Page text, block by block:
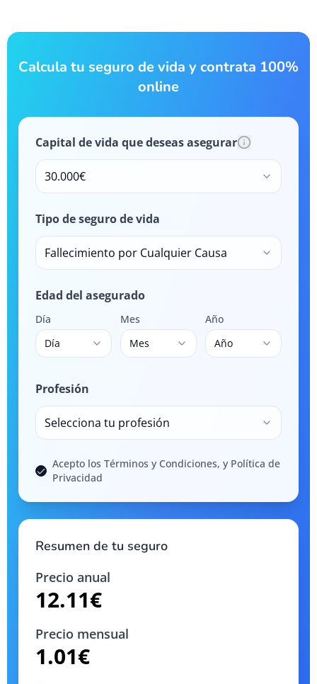
Calcula tu seguro de vida y contrata 100%
online
Capital de vida que deseas asegurar
30.000€
Tipo de seguro de vida
Fallecimiento por Cualquier Causa
Edad del asegurado
Día
Día
Mes
Mes
Año
Año
Profesión
Selecciona tu profesión
Acepto los Términos y Condiciones, y Política de
Privacidad
Resumen de tu seguro
Precio anual
12.11€
Precio mensual
1.01€